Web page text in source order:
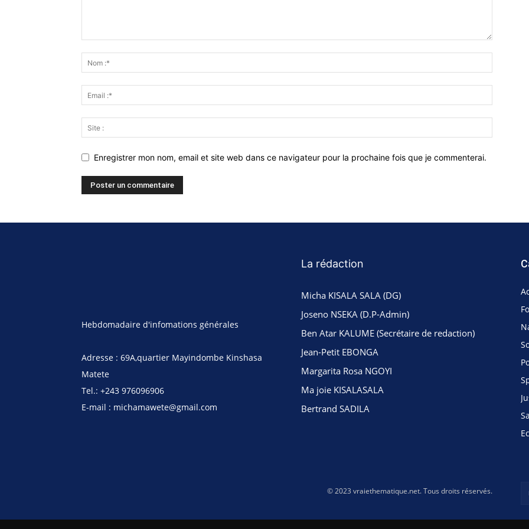
Enregistrer mon nom, email et site web dans ce navigateur pour la prochaine fois que je commenterai.
Hebdomadaire d'infomations générales
Adresse : 69A,quartier Mayindombe Kinshasa
Matete
Tel.: +243 976096906
E-mail : michamawete@gmail.com
La rédaction
Micha KISALA SALA (DG)
Joseno NSEKA (D.P-Admin)
Ben Atar KALUME (Secrétaire de redaction)
Jean-Petit EBONGA
Margarita Rosa NGOYI
Ma joie KISALASALA
Bertrand SADILA
© 2023 vraiethematique.net. Tous droits réservés.